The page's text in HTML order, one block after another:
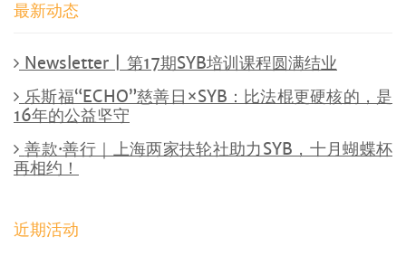
最新动态
Newsletter | 第17期SYB培训课程圆满结业
乐斯福“ECHO”慈善日×SYB：比法棍更硬核的，是
16年的公益坚守
善款·善行｜上海两家扶轮社助力SYB，十月蝴蝶杯
再相约！
近期活动